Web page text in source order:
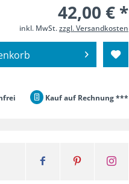
42,00 € *
inkl. MwSt.zzgl. Versandkosten
Kauf auf Rechnung ***